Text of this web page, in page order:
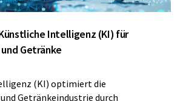
Intelligenz (KI) für
Getränke
(KI) optimiert die
Getränkeindustrie durch